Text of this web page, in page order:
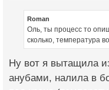
Roman
Оль, ты процесс то
сколько, температура
Ну вот я вытащила
анубами, налила в